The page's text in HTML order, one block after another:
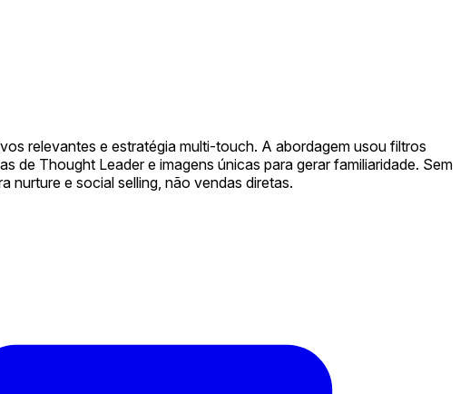
relevantes e estratégia multi-touch. A abordagem usou filtros
de Thought Leader e imagens únicas para gerar familiaridade. Sem
nurture e social selling, não vendas diretas.